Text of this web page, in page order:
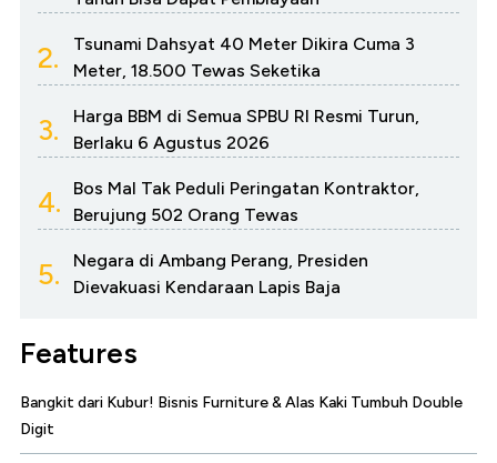
2.
Tsunami Dahsyat 40 Meter Dikira Cuma 3
Meter, 18.500 Tewas Seketika
3.
Harga BBM di Semua SPBU RI Resmi Turun,
Berlaku 6 Agustus 2026
4.
Bos Mal Tak Peduli Peringatan Kontraktor,
Berujung 502 Orang Tewas
5.
Negara di Ambang Perang, Presiden
Dievakuasi Kendaraan Lapis Baja
Features
Bangkit dari Kubur! Bisnis Furniture & Alas Kaki Tumbuh Double
Digit